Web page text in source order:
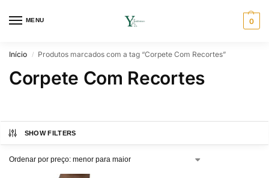
MENU 0
Início / Produtos marcados com a tag “Corpete Com Recortes”
Corpete Com Recortes
SHOW FILTERS